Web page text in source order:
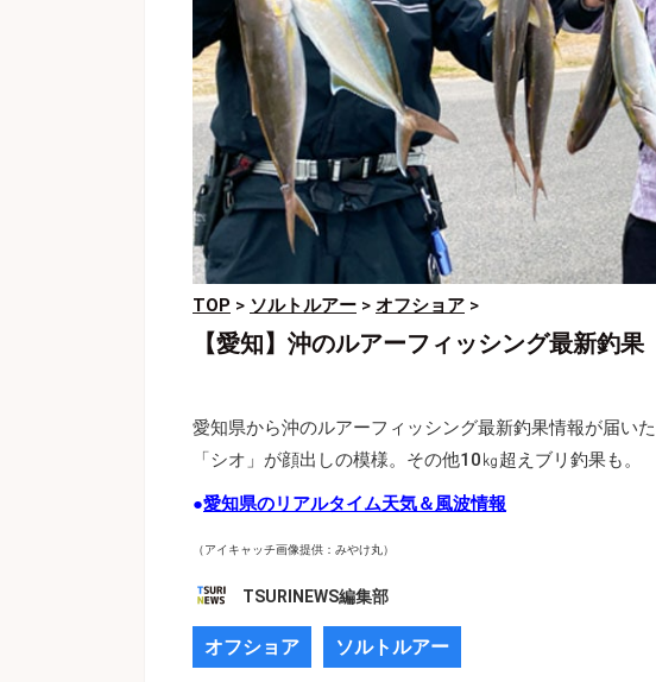
TOP > ソルトルアー > オフショア >
【愛知】沖のルアーフィッシング最新釣
愛知県から沖のルアーフィッシング最新釣果情報が届い
「シオ」が顔出しの模様。その他10㎏超えブリ釣果も。
●愛知県のリアルタイム天気＆風波情報
（アイキャッチ画像提供：みやけ丸）
TSURINEWS編集部
オフショア ソルトルアー